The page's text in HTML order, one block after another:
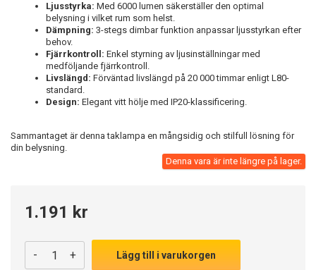
Ljusstyrka: Med 6000 lumen säkerställer den optimal
belysning i vilket rum som helst.
Dämpning: 3-stegs dimbar funktion anpassar ljusstyrkan efter
behov.
Fjärrkontroll: Enkel styrning av ljusinställningar med
medföljande fjärrkontroll.
Livslängd: Förväntad livslängd på 20 000 timmar enligt L80-
standard.
Design: Elegant vitt hölje med IP20-klassificering.
Sammantaget är denna taklampa en mångsidig och stilfull lösning för
din belysning.
Denna vara är inte längre på lager.
1.191 kr
- + Lägg till i varukorgen